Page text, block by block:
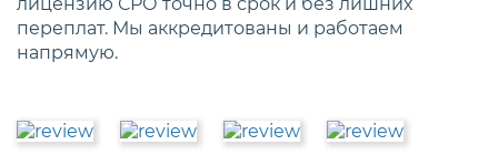
переплат. Мы аккредитованы и работаем
напрямую.